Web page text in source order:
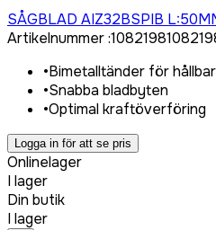
SÅGBLAD AIZ32BSPIB
Artikelnummer:1082198
•Bimetalltänder för
•Snabba bladbyten
•Optimal kraftöverföring
Logga in för att se pris
Onlinelager
I lager
Din butik
I lager